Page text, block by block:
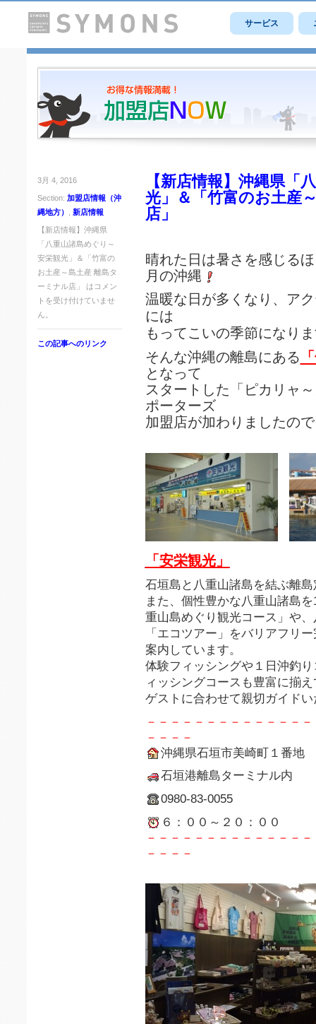
サービス
3月 4, 2016
Section: 加盟店情報（沖
縄地方）
新店情報
【新店情報】沖縄県
「八重山諸島めぐり～
安栄観光」＆「竹富の
お土産～島土産 離島タ
ーミナル店」 は コメン
トを受け付けていませ
ん。
この記事へのリンク
【新店情報】沖縄県「
光」＆「竹富のお土産
店」
晴れた日は暑さを感じる
月の沖縄
温暖な日が多くなり、ア
には
もってこいの季節になり
そんな沖縄の離島にある
となって
スタートした「ピカリャ
ポーターズ
加盟店が加わりましたの
「安栄観光」
石垣島と八重山諸島を結ぶ離
また、個性豊かな八重山諸島
重山島めぐり観光コース」や
「エコツアー」をバリアフリ
案内しています。
体験フィッシングや１日沖釣
ィッシングコースも豊富に揃
ゲストに合わせて親切ガイド
－－－－－－－－－－－－－
－－－－
沖縄県石垣市美崎町１番地
石垣港離島ターミナル内
0980-83-0055
６：００～２０：００
－－－－－－－－－－－－－
－－－－